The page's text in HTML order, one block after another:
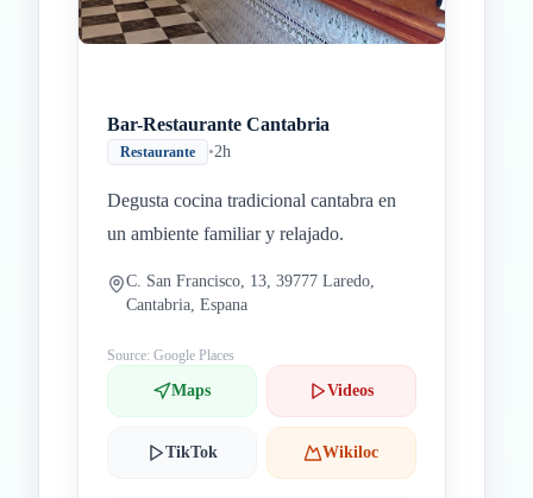
Bar-Restaurante Cantabria
Restaurante •2h
Degusta cocina tradicional cantabra en
un ambiente familiar y relajado.
C. San Francisco, 13, 39777 Laredo,
Cantabria, Espana
Source: Google Places
Maps Videos
TikTok Wikiloc